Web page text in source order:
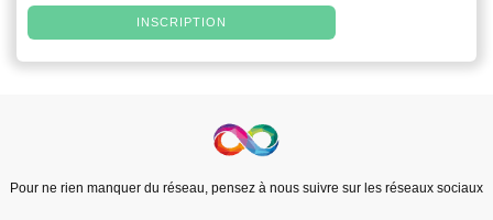
INSCRIPTION
Pour ne rien manquer du réseau, pensez à nous suivre sur les réseaux sociaux